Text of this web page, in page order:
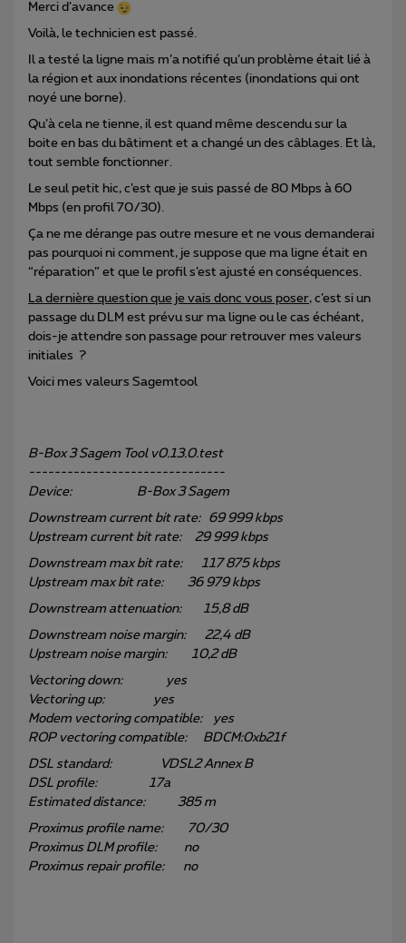
Merci d’avance
Voilà, le technicien est passé.
Il a testé la ligne mais m’a notifié qu’un problème était lié à
la région et aux inondations récentes (inondations qui ont
noyé une borne).
Qu’à cela ne tienne, il est quand même descendu sur la
boite en bas du bâtiment et a changé un des câblages. Et là,
tout semble fonctionner.
Le seul petit hic, c’est que je suis passé de 80 Mbps à 60
Mbps (en profil 70/30).
Ça ne me dérange pas outre mesure et ne vous demanderai
pas pourquoi ni comment, je suppose que ma ligne était en
“réparation” et que le profil s’est ajusté en conséquences.
La dernière question que je vais donc vous poser, c’est si un
passage du DLM est prévu sur ma ligne ou le cas échéant,
dois-je attendre son passage pour retrouver mes valeurs
initiales ?
Voici mes valeurs Sagemtool
B-Box 3 Sagem Tool v0.13.0.test
-------------------------------
Device: B-Box 3 Sagem
Downstream current bit rate: 69 999 kbps
Upstream current bit rate: 29 999 kbps
Downstream max bit rate: 117 875 kbps
Upstream max bit rate: 36 979 kbps
Downstream attenuation: 15,8 dB
Downstream noise margin: 22,4 dB
Upstream noise margin: 10,2 dB
Vectoring down: yes
Vectoring up: yes
Modem vectoring compatible: yes
ROP vectoring compatible: BDCM:0xb21f
DSL standard: VDSL2 Annex B
DSL profile: 17a
Estimated distance: 385 m
Proximus profile name: 70/30
Proximus DLM profile: no
Proximus repair profile: no